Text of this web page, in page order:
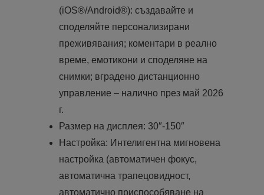
(iOS®/Android®): създавайте и
споделяйте персонализирани
преживявания; коментари в реално
време, емотикони и споделяне на
снимки; вградено дистанционно
управление – налично през май 2026
г.
Размер на дисплея: 30″-150″
Настройка: Интелигентна мигновена
настройка (автоматичен фокус,
автоматична трапецовидност,
автоматично приспособяване на